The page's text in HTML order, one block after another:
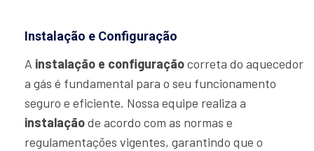
Instalação e Configuração
A instalação e configuraçãocorreta do aquecedor
a gás é fundamental para o seu funcionamento
seguro e eficiente. Nossa equipe realiza a
instalaçãode acordo com as normas e
regulamentações vigentes, garantindo que o